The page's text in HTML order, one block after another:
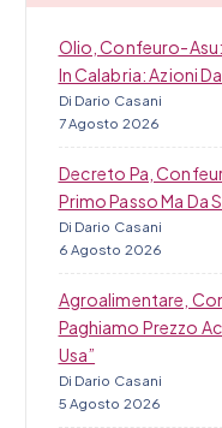
Olio, Confeuro-
In Calabria: Azioni
Di Dario Casani
7 Agosto 2026
Decreto Pa,
Primo Passo Ma Da
Di Dario Casani
6 Agosto 2026
Agroalimentare,
Paghiamo Prezzo
Usa”
Di Dario Casani
5 Agosto 2026